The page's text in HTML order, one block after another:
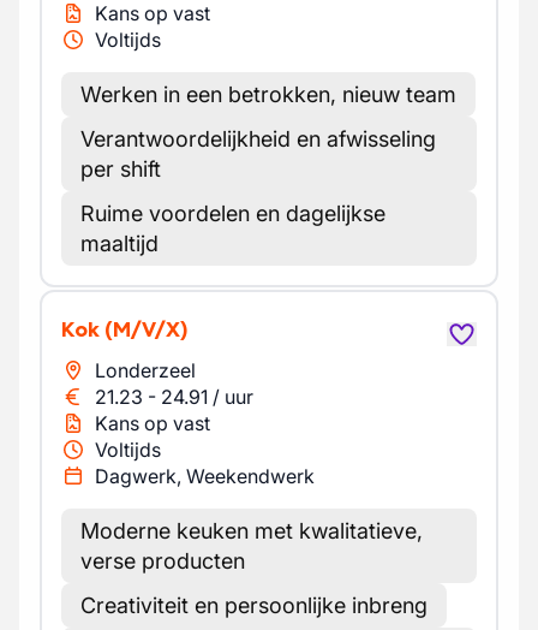
Kans op vast
Voltijds
Werken in een betrokken, nieuw team
Verantwoordelijkheid en afwisseling
per shift
Ruime voordelen en dagelijkse
maaltijd
Kok (M/V/X)
Londerzeel
21.23 - 24.91 / uur
Kans op vast
Voltijds
Dagwerk, Weekendwerk
Moderne keuken met kwalitatieve,
verse producten
Creativiteit en persoonlijke inbreng